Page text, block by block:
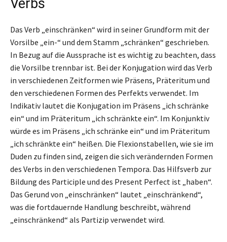
Verbs
Das Verb „einschränken“ wird in seiner Grundform mit der
Vorsilbe „ein-“ und dem Stamm „schränken“ geschrieben.
In Bezug auf die Aussprache ist es wichtig zu beachten, dass
die Vorsilbe trennbar ist. Bei der Konjugation wird das Verb
in verschiedenen Zeitformen wie Präsens, Präteritum und
den verschiedenen Formen des Perfekts verwendet. Im
Indikativ lautet die Konjugation im Präsens „ich schränke
ein“ und im Präteritum „ich schränkte ein“. Im Konjunktiv
würde es im Präsens „ich schränke ein“ und im Präteritum
„ich schränkte ein“ heißen. Die Flexionstabellen, wie sie im
Duden zu finden sind, zeigen die sich verändernden Formen
des Verbs in den verschiedenen Tempora. Das Hilfsverb zur
Bildung des Participle und des Present Perfect ist „haben“.
Das Gerund von „einschränken“ lautet „einschränkend“,
was die fortdauernde Handlung beschreibt, während
„einschränkend“ als Partizip verwendet wird.